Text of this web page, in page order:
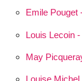
Emile Pouget
Louis Lecoin
May
Louise